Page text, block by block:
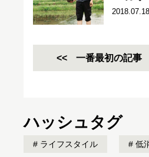
2018.07.18
一番最初の記事
ハッシュタグ
ライフスタイル 低